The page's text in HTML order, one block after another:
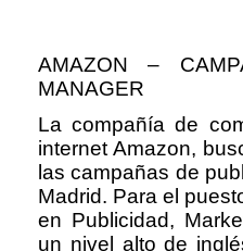
AMAZON –
MANAGER
La compañía de
internet Amazon,
las campañas de
Madrid. Para el
en Publicidad,
un nivel alto de